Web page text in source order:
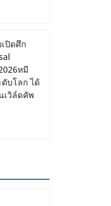
ปิดศึก
หมี
บโลก ได้
เวิล์ดคัพ